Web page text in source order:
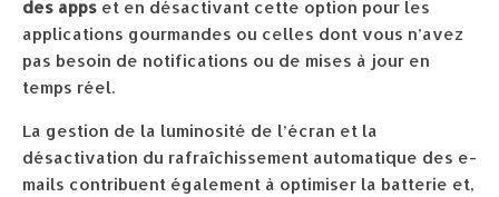
des apps et en désactivant cette option pour les
applications gourmandes ou celles dont vous n’avez
pas besoin de notifications ou de mises à jour en
temps réel.
La gestion de la luminosité de l’écran et la
désactivation du rafraîchissement automatique des e-
mails contribuent également à optimiser la batterie et,